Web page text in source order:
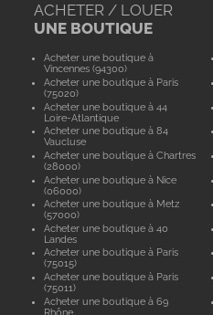
ACHETER / LOUER
UNE BOUTIQUE
Acheter une boutique à
Vincennes (94300)
Acheter une boutique à Paris
(75020)
Acheter une boutique à 44
Loire-Atlantique
Acheter une boutique à 84
Vaucluse
Acheter une boutique à Chartres
(28000)
Acheter une boutique à Nice
(06000)
Acheter une boutique à Metz
(57000)
Acheter une boutique à 40
Landes
Acheter une boutique à Paris
(75015)
Acheter une boutique à Paris
(75011)
Acheter une boutique à 69
Rhône